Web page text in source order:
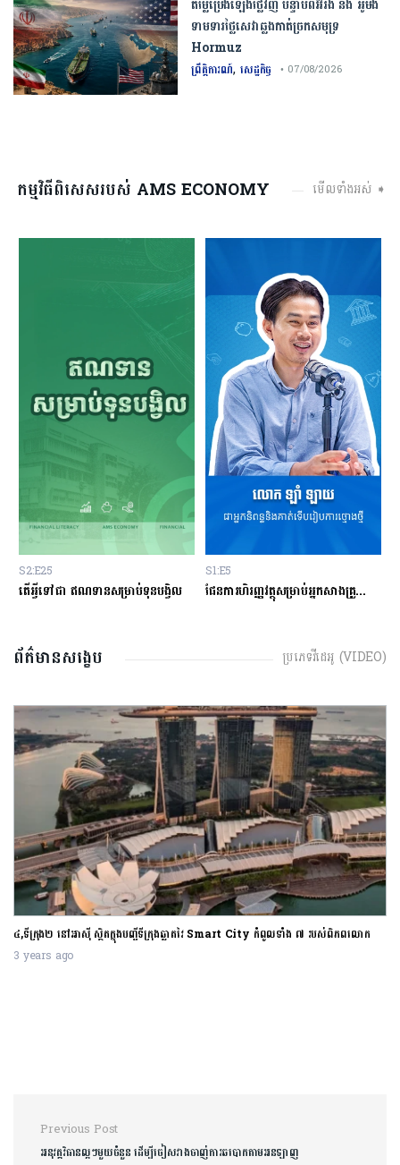
តម្លៃប្រេងឡើងថ្លៃវិញ បន្ទាប់ពីអ៊ីរ៉ង់ និង អូម៉ង់
ទាមទារថ្លៃសេវាឆ្លងកាត់ច្រកសមុទ្រ
Hormuz
ព្រឹត្តិការណ៍, សេដ្ឋកិច្ច • 07/08/2026
កម្មវិធីពិសេសរបស់ AMS ECONOMY មើលទាំងអស់ ➧
នសម្រាប់ទុនបង្វិល ផែនការហិរញ្ញវត្ថុសម្រាប់អ្នកសាងគ្រួសារថ្មីថ្មោង
ព័ត៌មានសង្ខេប ប្រភេទវីដេអូ (VIDEO)
៤,ទីក្រុង២ នៅអាស៊ី ស្ថិតក្នុងបញ្ជីទីក្រុងឆ្លាតវៃ Smart City កំពូលទាំង ៧ របស់
ពិភពលោក
Post navigation
Previous Post
អនុវត្តវិធានល្អៗមួយចំនួន ដើម្បីចៀសវាងចាញ់ការឆបោកតាមអនឡាញ